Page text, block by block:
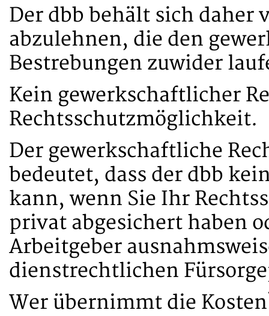
Der dbb behält sich daher
abzulehnen, die den
Bestrebungen zuwider
Kein gewerkschaftlicher
Rechtsschutzmöglichkeit.
Der gewerkschaftliche
bedeutet, dass der dbb
kann, wenn Sie Ihr
privat abgesichert haben
Arbeitgeber
dienstrechtlichen
Wer übernimmt die